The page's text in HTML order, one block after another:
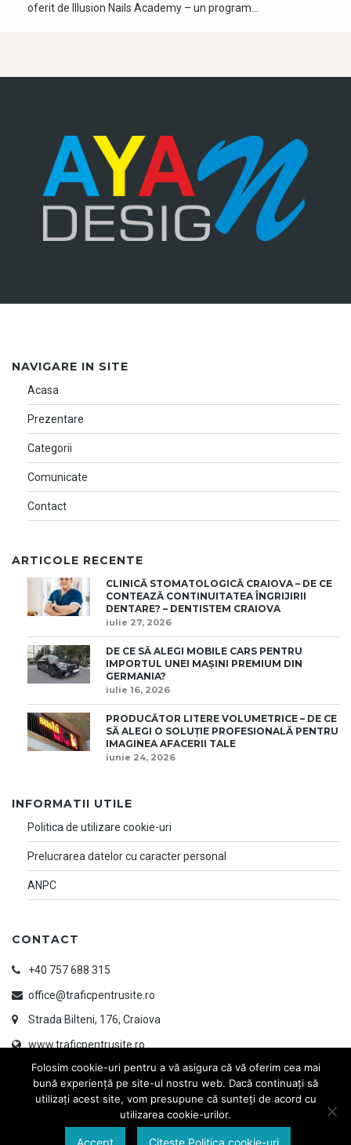
oferit de Illusion Nails Academy – un program…
NAVIGARE IN SITE
Acasa
Prezentare
Categorii
Comunicate
Contact
ARTICOLE RECENTE
CLINICĂ STOMATOLOGICĂ CRAIOVA – DE CE
CONTEAZĂ CONTINUITATEA ÎNGRIJIRII
DENTARE? – DENTISTEM CRAIOVA
iulie 27, 2026
DE CE SĂ ALEGI MOBILE CARS PENTRU
IMPORTUL UNEI MAȘINI PREMIUM DIN
GERMANIA?
iulie 16, 2026
PRODUCĂTOR LITERE VOLUMETRICE – DE CE
SĂ ALEGI O SOLUȚIE PROFESIONALĂ PENTRU
IMAGINEA AFACERII TALE
iunie 24, 2026
INFORMATII UTILE
Politica de utilizare cookie-uri
Prelucrarea datelor cu caracter personal
ANPC
CONTACT
+40 757 688 315
office@traficpentrusite.ro
Strada Bilteni, 176, Craiova
www.traficpentrusite.ro
Folosim cookie-uri pentru a vă asigura că vă oferim cea mai
bună experiență pe site-ul nostru web. Dacă continuați să
utilizați acest site, vom presupune că sunteți de acord cu
utilizarea cookie-urilor.
Accept Citeste Politica cookie-uri